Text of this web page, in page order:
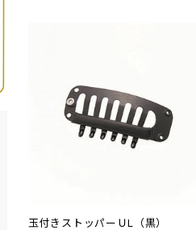
玉付きストッパーＵL（黒）